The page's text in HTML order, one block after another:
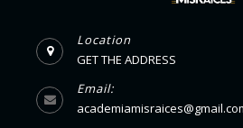
Location
GET THE ADDRESS
Email: